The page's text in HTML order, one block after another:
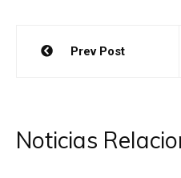
Navegación
Prev Post
Noticias